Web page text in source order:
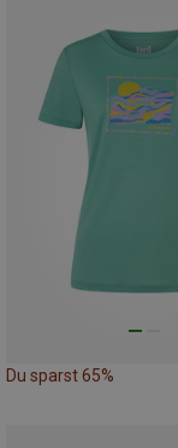
Du sparst 65%